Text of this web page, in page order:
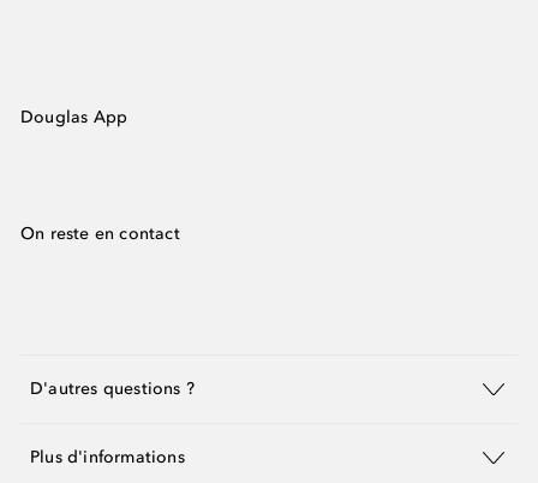
Douglas App
On reste en contact
D'autres questions ?
Plus d'informations